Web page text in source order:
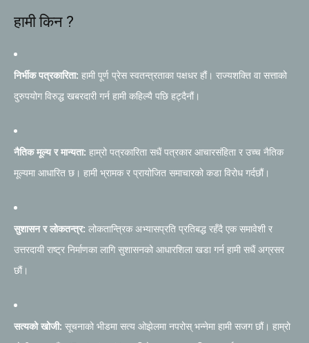
हामी किन ?
निर्भीक पत्रकारिता: हामी पूर्ण प्रेस स्वतन्त्रताका पक्षधर हौं। राज्यशक्ति वा सत्ताको
दुरुपयोग विरुद्ध खबरदारी गर्न हामी कहिल्यै पछि हट्दैनौं।
नैतिक मूल्य र मान्यता: हाम्रो पत्रकारिता सधैं पत्रकार आचारसंहिता र उच्च नैतिक
मूल्यमा आधारित छ। हामी भ्रामक र प्रायोजित समाचारको कडा विरोध गर्दछौं।
सुशासन र लोकतन्त्र: लोकतान्त्रिक अभ्यासप्रति प्रतिबद्ध रहँदै एक समावेशी र
उत्तरदायी राष्ट्र निर्माणका लागि सुशासनको आधारशिला खडा गर्न हामी सधैं अग्रसर
छौं।
सत्यको खोजी: सूचनाको भीडमा सत्य ओझेलमा नपरोस् भन्नेमा हामी सजग छौं। हाम्रो